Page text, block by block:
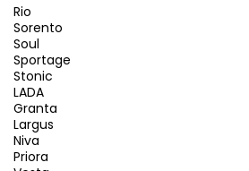
Rio
Sorento
Soul
Sportage
Stonic
LADA
Granta
Largus
Niva
Priora